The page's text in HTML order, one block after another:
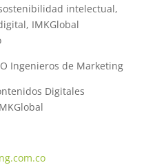
intelectual,
IMKGlobal
Ingenieros de Marketing
Digitales